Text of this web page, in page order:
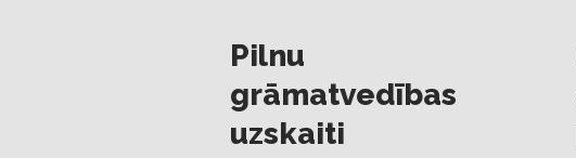
Pilnu
grāmatvedības
uzskaiti